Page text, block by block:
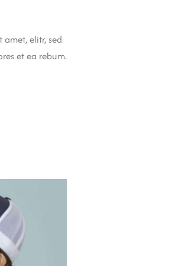
elitr, sed
et ea rebum.